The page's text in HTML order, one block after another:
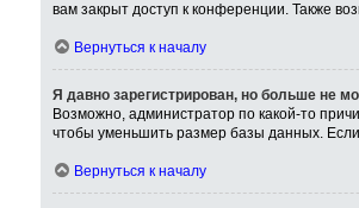
вам закрыт доступ к конференции. Также
Вернуться к началу
Я давно зарегистрирован, но больше не
Возможно, администратор по какой-то
чтобы уменьшить размер базы данных. Если
Вернуться к началу